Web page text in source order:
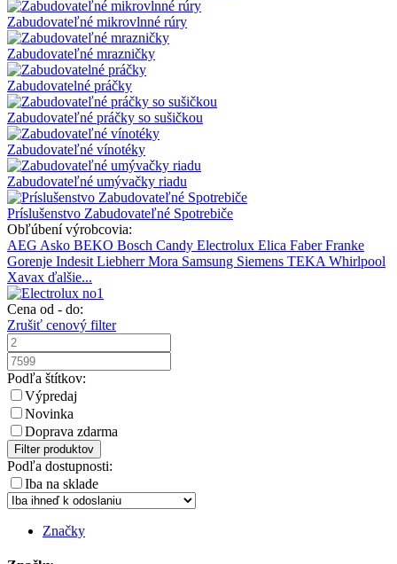
Zabudovateľné mikrovlnné rúry
Zabudovateľné mrazničky
Zabudovatelné práčky
Zabudovateľné práčky so sušičkou
Zabudovateľné vínotéky
Zabudovateľné umývačky riadu
Príslušenstvo Zabudovateľné Spotrebiče
Obľúbení výrobcovia:
AEG Asko BEKO Bosch Candy Electrolux Elica FaberFranke
Gorenje Indesit LiebherrMora Samsung Siemens TEKA Whirlpool
Xavax ďalšie...
Cena od - do:
Zrušiť cenový filter
Podľa štítkov:
Výpredaj
Novinka
Doprava zdarma
Filter produktov
Podľa dostupnosti:
Iba na sklade
Značky